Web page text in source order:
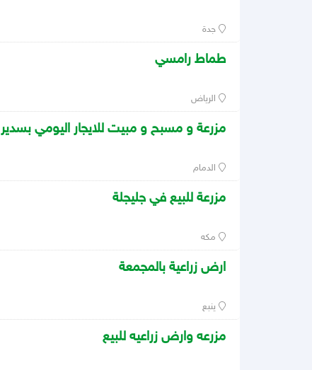
جدة
طماط رامسي
الرياض
مزرعة و مسبح و مبيت للايجار اليومي بسدير
الدمام
مزرعة للبيع في جليجلة
مكه
ارض زراعية بالمجمعة
ينبع
مزرعه وارض زراعيه للبيع